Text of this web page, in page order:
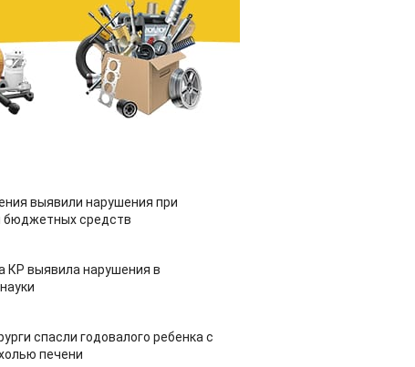
выявили нарушения при
бюджетных средств
КР выявила нарушения в
спасли годовалого ребенка с
печени